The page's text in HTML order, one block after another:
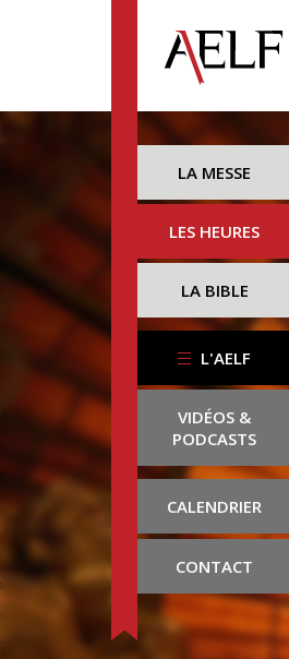
LA MESSE
LES HEURES
LA BIBLE
L'AELF
VIDÉOS &
PODCASTS
CALENDRIER
CONTACT